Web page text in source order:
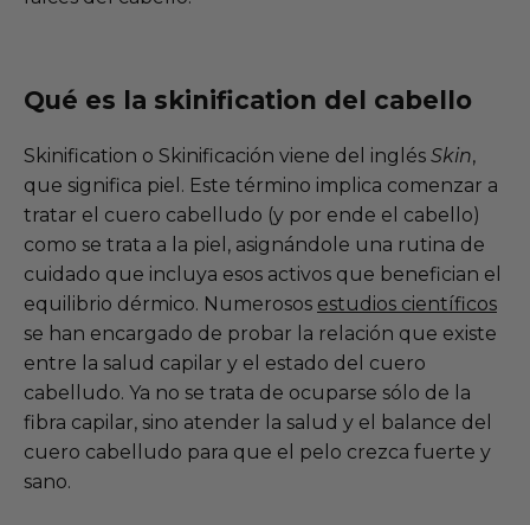
Qué es la skinification del cabello
Skinification o Skinificación viene del inglés Skin,
que significa piel. Este término implica comenzar a
tratar el cuero cabelludo (y por ende el cabello)
como se trata a la piel, asignándole una rutina de
cuidado que incluya esos activos que benefician el
equilibrio dérmico. Numerosos estudios científicos
se han encargado de probar la relación que existe
entre la salud capilar y el estado del cuero
cabelludo. Ya no se trata de ocuparse sólo de la
fibra capilar, sino atender la salud y el balance del
cuero cabelludo para que el pelo crezca fuerte y
sano.